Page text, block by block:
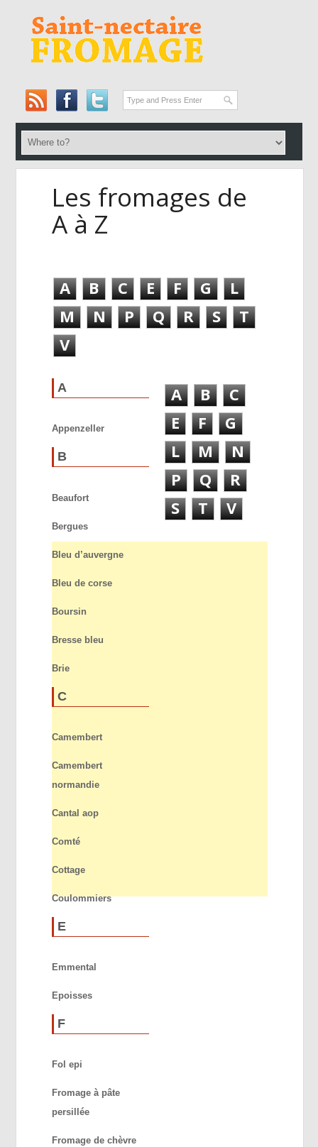
Les fromages de
A à Z
A B C E F G
L
M
N P Q R S
T
V
A
Appenzeller
B
Beaufort
Bergues
Bleu d’auvergne
Bleu de corse
Boursin
Bresse bleu
Brie
C
Camembert
Camembert
normandie
Cantal aop
Comté
Cottage
Coulommiers
E
Emmental
Epoisses
F
Fol epi
Fromage à pâte
persillée
Fromage de chèvre
A B
C
E
F
G
L
M
N
P
Q
R
S
T V